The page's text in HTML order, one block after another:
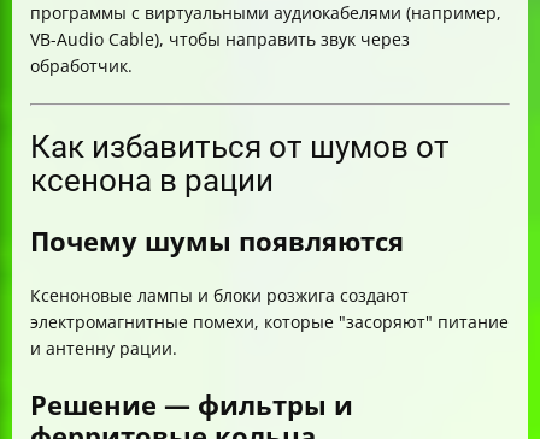
программы с виртуальными аудиокабелями (например,
VB-Audio Cable), чтобы направить звук через
обработчик.
Как избавиться от шумов от
ксенона в рации
Почему шумы появляются
Ксеноновые лампы и блоки розжига создают
электромагнитные помехи, которые "засоряют" питание
и антенну рации.
Решение — фильтры и